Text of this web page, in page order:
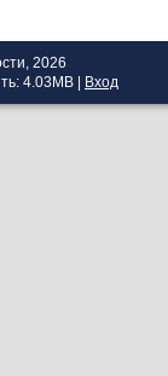
2026
4.03MB Вход